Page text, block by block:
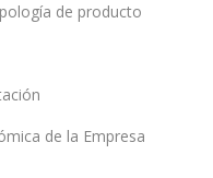
de producto
de la Empresa